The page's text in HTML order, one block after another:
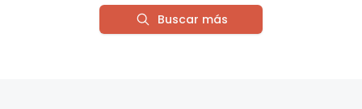
Buscar más